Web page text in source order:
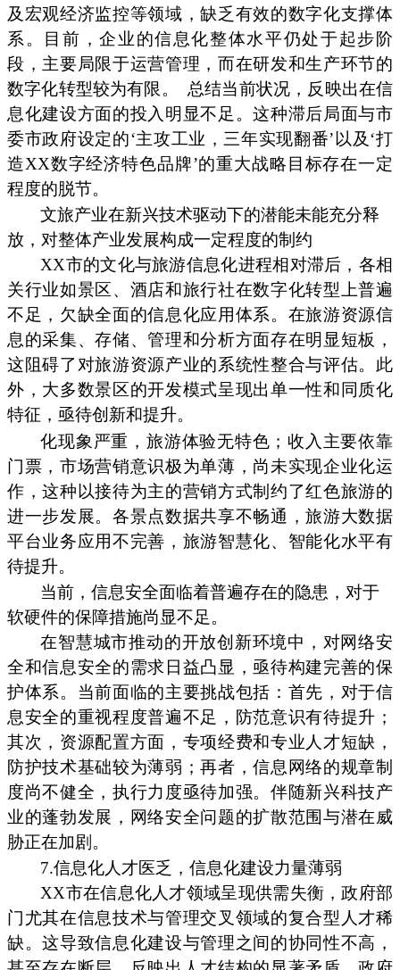
及宏观经济监控等领域，缺乏有效的数字化支撑体
系。目前，企业的信息化整体水平仍处于起步阶
段，主要局限于运营管理，而在研发和生产环节的
数字化转型较为有限。
总结当前状况，反映出在信
息化建设方面的投入明显不足。这种滞后局面与市
委市政府设定的‘主攻工业，三年实现翻番’以及‘打
造XX数字经济特色品牌’的重大战略目标存在一定
程度的脱节。
文旅产业在新兴技术驱动下的潜能未能充分释
放，对整体产业发展构成一定程度的制约
XX市的文化与旅游信息化进程相对滞后，各相
关行业如景区、酒店和旅行社在数字化转型上普遍
不足，欠缺全面的信息化应用体系。在旅游资源信
息的采集、存储、管理和分析方面存在明显短板，
这阻碍了对旅游资源产业的系统性整合与评估。此
外，大多数景区的开发模式呈现出单一性和同质化
特征，亟待创新和提升。
化现象严重，旅游体验无特色；收入主要依靠
门票，市场营销意识极为单薄，尚未实现企业化运
作，这种以接待为主的营销方式制约了红色旅游的
进一步发展。各景点数据共享不畅通，旅游大数据
平台业务应用不完善，旅游智慧化、智能化水平有
待提升。
当前，信息安全面临着普遍存在的隐患，对于
软硬件的保障措施尚显不足。
在智慧城市推动的开放创新环境中，对网络安
全和信息安全的需求日益凸显，亟待构建完善的保
护体系。当前面临的主要挑战包括：首先，对于信
息安全的重视程度普遍不足，防范意识有待提升；
其次，资源配置方面，专项经费和专业人才短缺，
防护技术基础较为薄弱；再者，信息网络的规章制
度尚不健全，执行力度亟待加强。伴随新兴科技产
业的蓬勃发展，网络安全问题的扩散范围与潜在威
胁正在加剧。
7.信息化人才医乏，信息化建设力量薄弱
XX市在信息化人才领域呈现供需失衡，政府部
门尤其在信息技术与管理交叉领域的复合型人才稀
缺。这导致信息化建设与管理之间的协同性不高，